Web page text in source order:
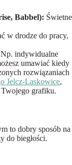
Babbel): Świetne
w drodze do pracy,
Np. indywidualne
umawiać kiedy
rozwiązaniach
Jelcz-Laskowice,
Twojego grafiku.
to dobry sposób na
do biegłości.